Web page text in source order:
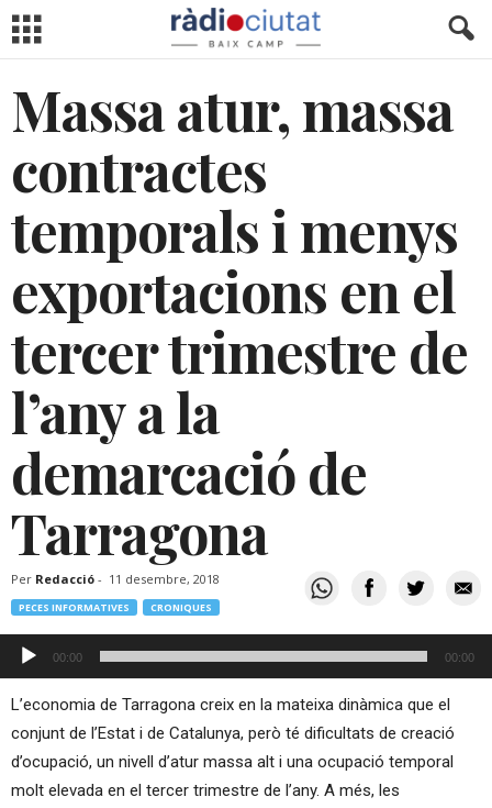
Massa atur, massa
contractes
temporals i menys
exportacions en el
tercer trimestre de
l’any a la
demarcació de
Tarragona
Per Redacció - 11 desembre, 2018
PECES INFORMATIVES CRONIQUES
Reproductor
d'àudio
00:00 00:00
L’economia de Tarragona creix en la mateixa dinàmica que el
conjunt de l’Estat i de Catalunya, però té dificultats de creació
d’ocupació, un nivell d’atur massa alt i una ocupació temporal
molt elevada en el tercer trimestre de l’any. A més, les